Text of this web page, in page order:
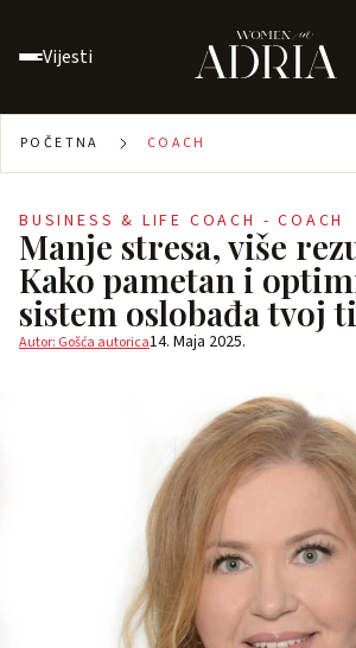
Vijesti
POČETNA COACH
BUSINESS & LIFE COACH - COACH
Manje stresa, više
Kako pametan i
sistem oslobađa tvoj
Autor: Gošća autorica14. Maja 2025.